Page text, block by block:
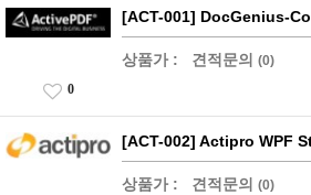
[ACT-001] DocGenius-
상품가 : 견적문의 (0)
0
[ACT-002] Actipro WPF
상품가 : 견적문의 (0)